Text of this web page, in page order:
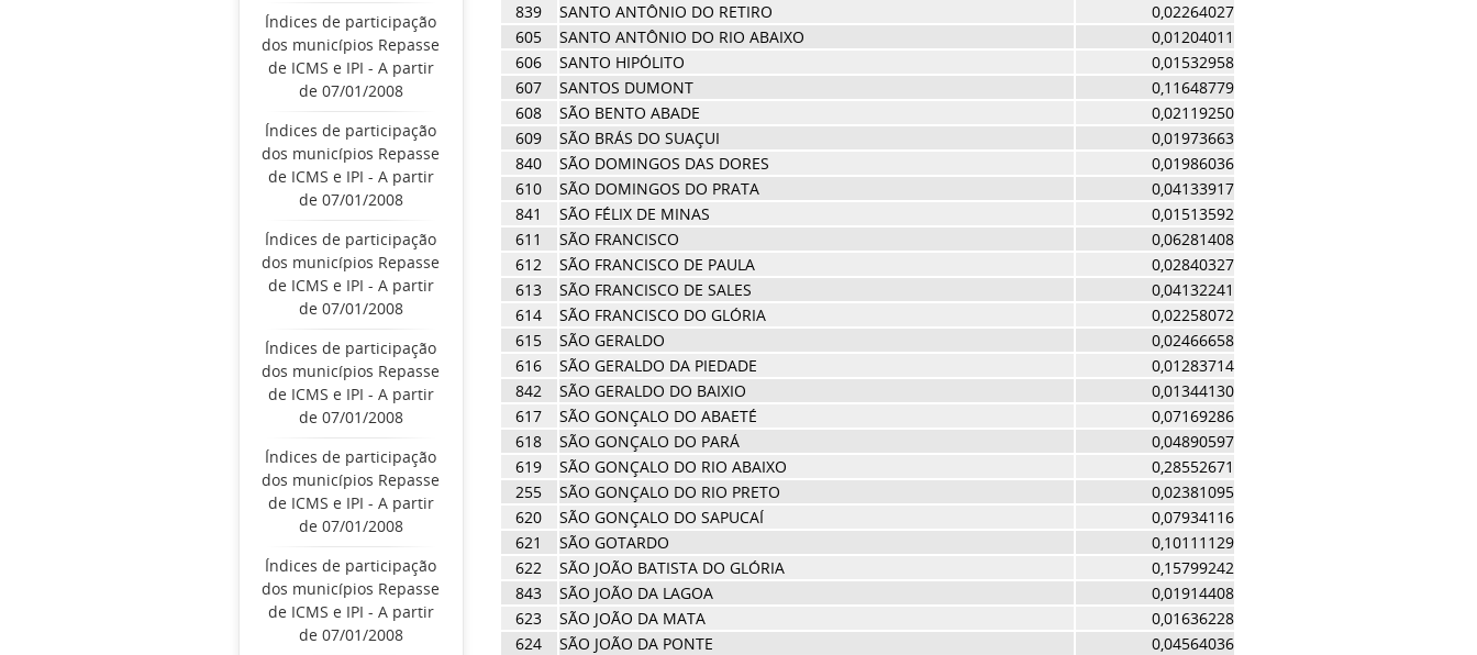
Índices de participação
dos municípios Repasse
de ICMS e IPI - A partir
de 07/01/2008
Índices de participação
dos municípios Repasse
de ICMS e IPI - A partir
de 07/01/2008
Índices de participação
dos municípios Repasse
de ICMS e IPI - A partir
de 07/01/2008
Índices de participação
dos municípios Repasse
de ICMS e IPI - A partir
de 07/01/2008
Índices de participação
dos municípios Repasse
de ICMS e IPI - A partir
de 07/01/2008
Índices de participação
dos municípios Repasse
de ICMS e IPI - A partir
de 07/01/2008
839
SANTO ANTÔNIO DO RETIRO
0,02264027
605
SANTO ANTÔNIO DO RIO ABAIXO
0,01204011
606
SANTO HIPÓLITO
0,01532958
607
SANTOS DUMONT
0,11648779
608
SÃO BENTO ABADE
0,02119250
609
SÃO BRÁS DO SUAÇUI
0,01973663
840
SÃO DOMINGOS DAS DORES
0,01986036
610
SÃO DOMINGOS DO PRATA
0,04133917
841
SÃO FÉLIX DE MINAS
0,01513592
611
SÃO FRANCISCO
0,06281408
612
SÃO FRANCISCO DE PAULA
0,02840327
613
SÃO FRANCISCO DE SALES
0,04132241
614
SÃO FRANCISCO DO GLÓRIA
0,02258072
615
SÃO GERALDO
0,02466658
616
SÃO GERALDO DA PIEDADE
0,01283714
842
SÃO GERALDO DO BAIXIO
0,01344130
617
SÃO GONÇALO DO ABAETÉ
0,07169286
618
SÃO GONÇALO DO PARÁ
0,04890597
619
SÃO GONÇALO DO RIO ABAIXO
0,28552671
255
SÃO GONÇALO DO RIO PRETO
0,02381095
620
SÃO GONÇALO DO SAPUCAÍ
0,07934116
621
SÃO GOTARDO
0,10111129
622
SÃO JOÃO BATISTA DO GLÓRIA
0,15799242
843
SÃO JOÃO DA LAGOA
0,01914408
623
SÃO JOÃO DA MATA
0,01636228
624
SÃO JOÃO DA PONTE
0,04564036